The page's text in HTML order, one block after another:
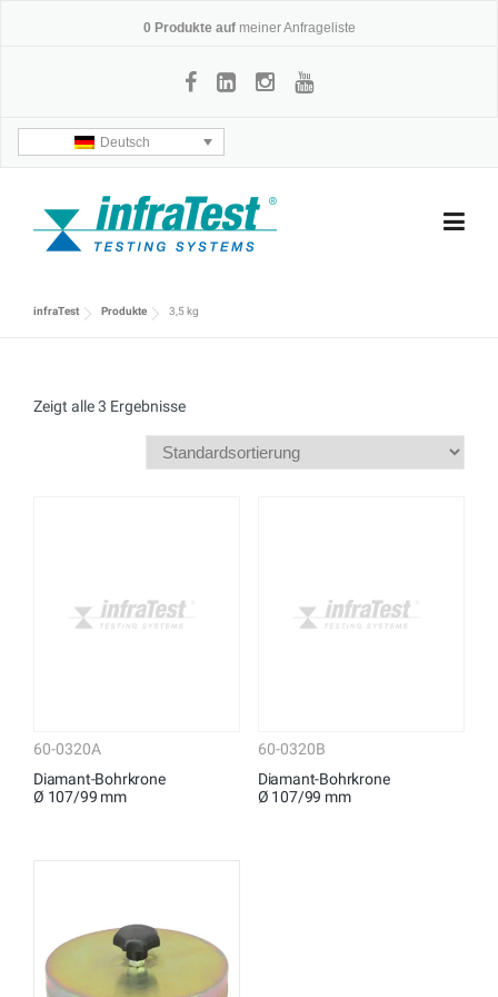
0 Produkte auf meiner Anfrageliste
Deutsch
infraTest Produkte 3,5 kg
Zeigt alle 3 Ergebnisse
60-0320A
Diamant-Bohrkrone
Ø 107/99 mm
60-0320B
Diamant-Bohrkrone
Ø 107/99 mm